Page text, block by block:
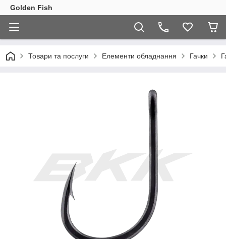
Golden Fish
Товари та послуги Елементи обладнання Гачки